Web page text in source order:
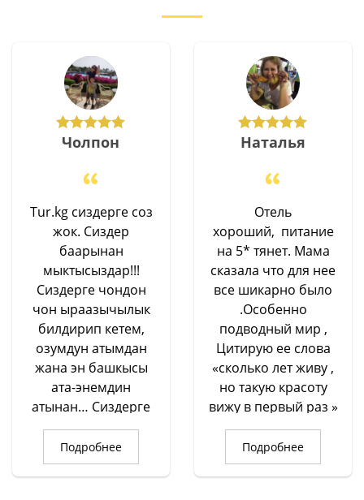
Чолпон
Tur.kg сиздерге соз
жок. Сиздер
баарынан
мыктысыздар!!!
Сиздерге чондон
чон ыраазычылык
билдирип кетем,
озумдун атымдан
жана эн башкысы
ата-энемдин
атынан… Сиздерге
чоон Рахмат
ушунчалык
ынгайлуу шарт
Подробнее
Наталья
Отель
хороший, питание
на 5* тянет. Мама
сказала что для нее
все шикарно было
.Особенно
подводный мир ,
Цитирую ее слова
«сколько лет живу ,
но такую красоту
вижу в первый раз »
. Единственный
минус не реально
жарко. В целом
Подробнее